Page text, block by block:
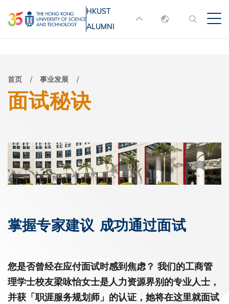
转
到
内
MORE ABOUT HKUST
UNIVERSITY NEWS
ACADEMIC
LIFE@HKUST
MAP & DIRECTIONS
HKUST
ALUMNI
English
面
包
首页 事业发展
面试秘诀
掌握专家建议 成功通过面试
您是否曾经在应付面试时感到焦虑？ 我们的工商管
理学士校友梁咏怡女士是人力资源界别的专业人士，
并获「职涯服务规划师」的认证，她将在这里就面试